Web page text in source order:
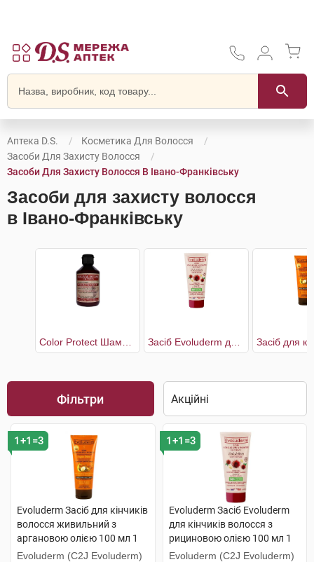
Аптека D.S.
Косметика Для Волосся
Засоби Для Захисту Волосся
Засоби Для Захисту Волосся В Івано-Франківську
Засоби для захисту волосся
в Івано-Франківську
Фільтри
1+1=3
Evoluderm Засіб для кінчиків
волосся живильний з
аргановою олією 100 мл 1
туба
Evoluderm (C2J Evoluderm)
1+1=3
Evoluderm Засіб Evoluderm
для кінчиків волосся з
рициновою олією 100 мл 1
туба
Evoluderm (C2J Evoluderm)